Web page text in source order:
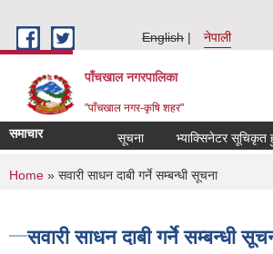
English
नेपाली
पाँचखाल नगरपालिका
"पाँचखाल नगर-कृषि शहर"
समाचार सूचना भ्याक्सिनेटर सूचिकृत हुने
You are here
Home » सवारी साधन दाबी गर्ने सम्बन्धी सूचना
सवारी साधन दाबी गर्ने सम्बन्धी